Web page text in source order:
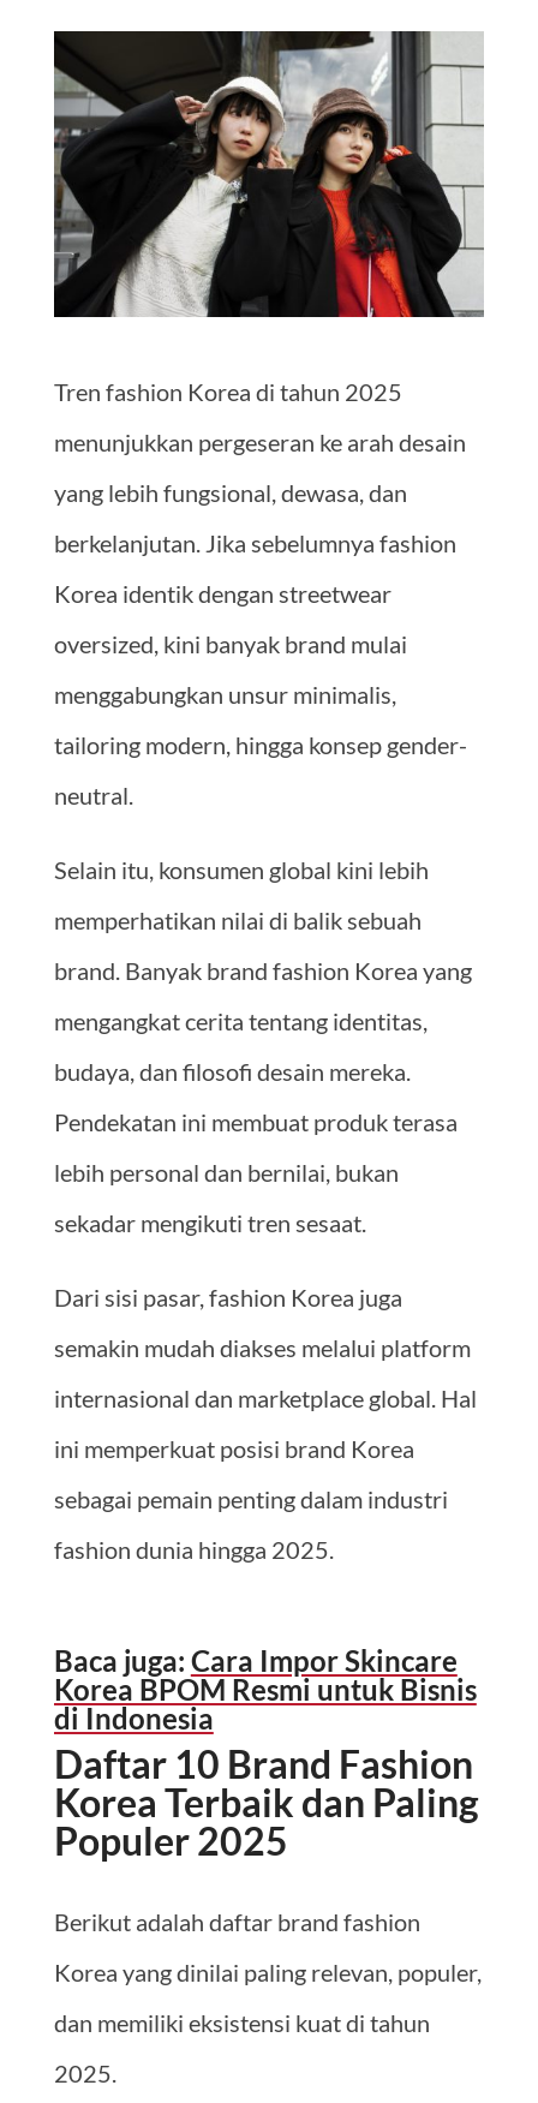
Tren fashion Korea di tahun 2025
menunjukkan pergeseran ke arah desain
yang lebih fungsional, dewasa, dan
berkelanjutan. Jika sebelumnya fashion
Korea identik dengan streetwear
oversized, kini banyak brand mulai
menggabungkan unsur minimalis,
tailoring modern, hingga konsep gender-
neutral.
Selain itu, konsumen global kini lebih
memperhatikan nilai di balik sebuah
brand. Banyak brand fashion Korea yang
mengangkat cerita tentang identitas,
budaya, dan filosofi desain mereka.
Pendekatan ini membuat produk terasa
lebih personal dan bernilai, bukan
sekadar mengikuti tren sesaat.
Dari sisi pasar, fashion Korea juga
semakin mudah diakses melalui platform
internasional dan marketplace global. Hal
ini memperkuat posisi brand Korea
sebagai pemain penting dalam industri
fashion dunia hingga 2025.
Baca juga: Cara Impor Skincare
Korea BPOM Resmi untuk Bisnis
di Indonesia
Daftar 10 Brand Fashion
Korea Terbaik dan Paling
Populer 2025
Berikut adalah daftar brand fashion
Korea yang dinilai paling relevan, populer,
dan memiliki eksistensi kuat di tahun
2025.